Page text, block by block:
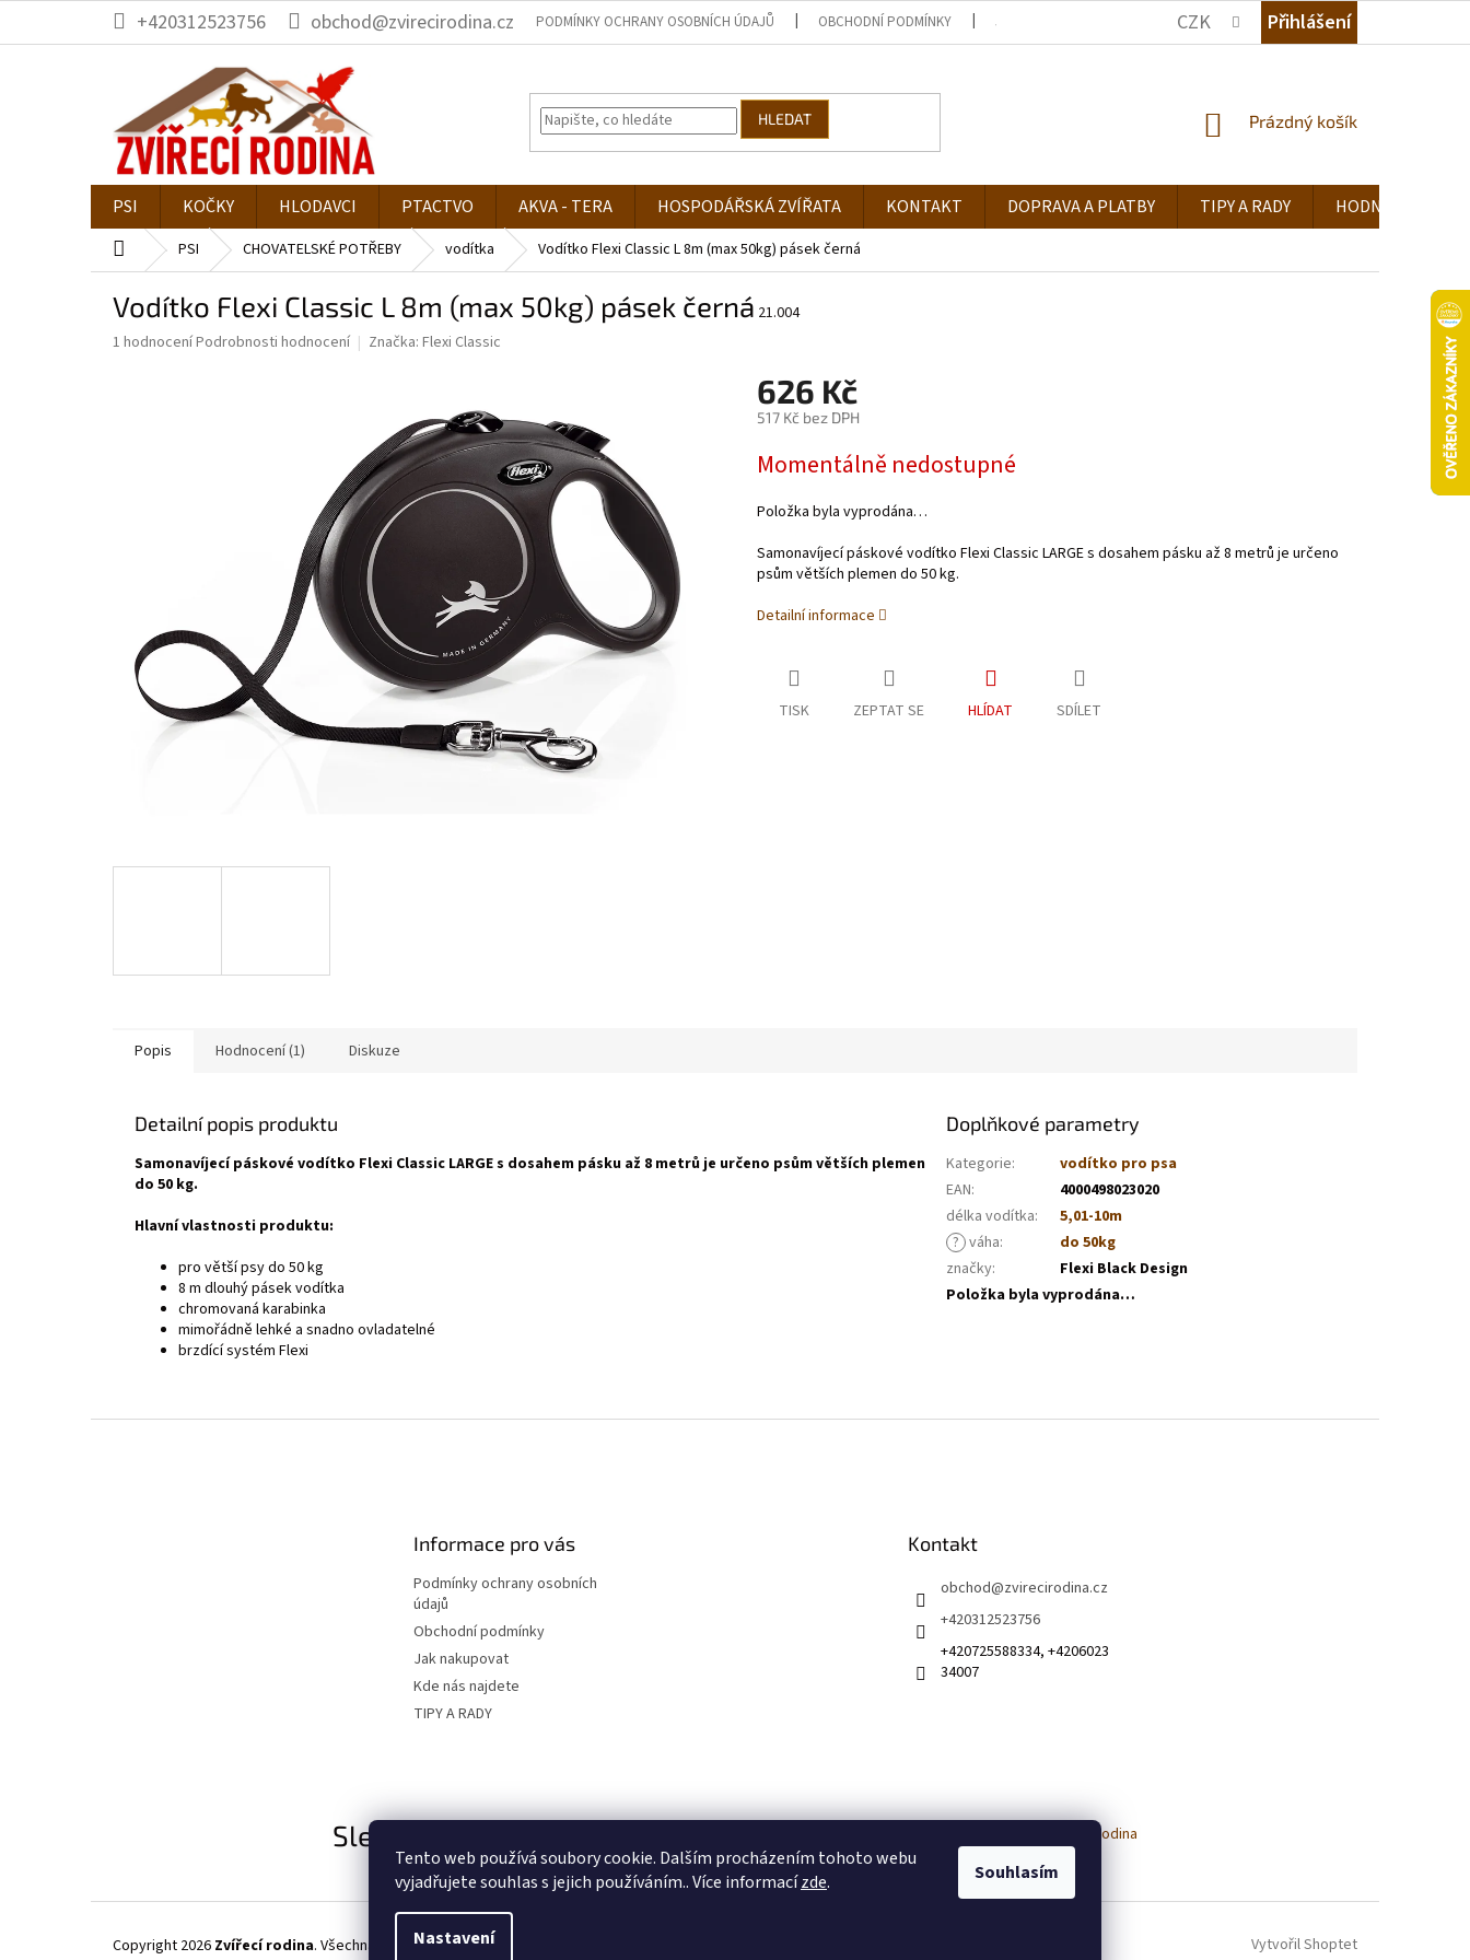
Tento web používá soubory cookie. Dalším procházením tohoto webu
vyjadřujete souhlas s jejich používáním.. Více informacízde.
Nastavení
Souhlasím
obsah
+420312523756 obchod@zvirecirodina.cz PODMÍNKY OCHRANY OSOBNÍCH ÚDAJŮ OBCHODNÍ PODMÍNKY JAK NAKUPOVAT KDE NÁS NAJDETE TIPY A RADY
CZK Přihlášení
HLEDAT
NÁKUPNÍ
Prázdný košík
PSI KOČKY HLODAVCI PTACTVO AKVA - TERA HOSPODÁŘSKÁ ZVÍŘATA KONTAKT DOPRAVA A PLATBY TIPY A RADY HODNOCENÍ
Domů PSI CHOVATELSKÉ POTŘEBY vodítka Vodítko Flexi Classic L 8m (max 50kg) pásek černá
Vodítko Flexi Classic L 8m (max 50kg) pásek černá 21.004
Průměrné
1 hodnoceníPodrobnosti hodnocení Značka: Flexi Classic
626 Kč
517 Kč bez DPH
cena:
Momentálně nedostupné
Položka byla vyprodána…
Samonavíjecí páskové vodítko Flexi Classic LARGE s dosahem pásku až 8 metrů je určeno
psům větších plemen do 50 kg.
Detailní informace
TISK ZEPTAT SE HLÍDAT SDÍLET
Popis Hodnocení (1) Diskuze
Detailní popis produktu
Samonavíjecí páskové vodítko Flexi Classic LARGE s dosahem pásku až 8 metrů je určeno psům větších plemen
do 50 kg.
Hlavní vlastnosti produktu:
pro větší psy do 50 kg
8 m dlouhý pásek vodítka
chromovaná karabinka
mimořádně lehké a snadno ovladatelné
brzdící systém Flexi
Doplňkové parametry
Kategorie:
vodítko pro psa
EAN:
4000498023020
délka vodítka:
5,01-10m
? váha:
do 50kg
značky:
Flexi Black Design
Položka byla vyprodána…
Informace pro vás
Podmínky ochrany osobních
údajů
Obchodní podmínky
Jak nakupovat
Kde nás najdete
TIPY A RADY
Kontakt
obchod@zvirecirodina.cz
+420312523756
+420725588334, +4206023
34007
Sledujte nás na sociálních sítích
Vytvořil Shoptet
Copyright 2026 Zvířecí rodina. Všechna práva vyhrazena.